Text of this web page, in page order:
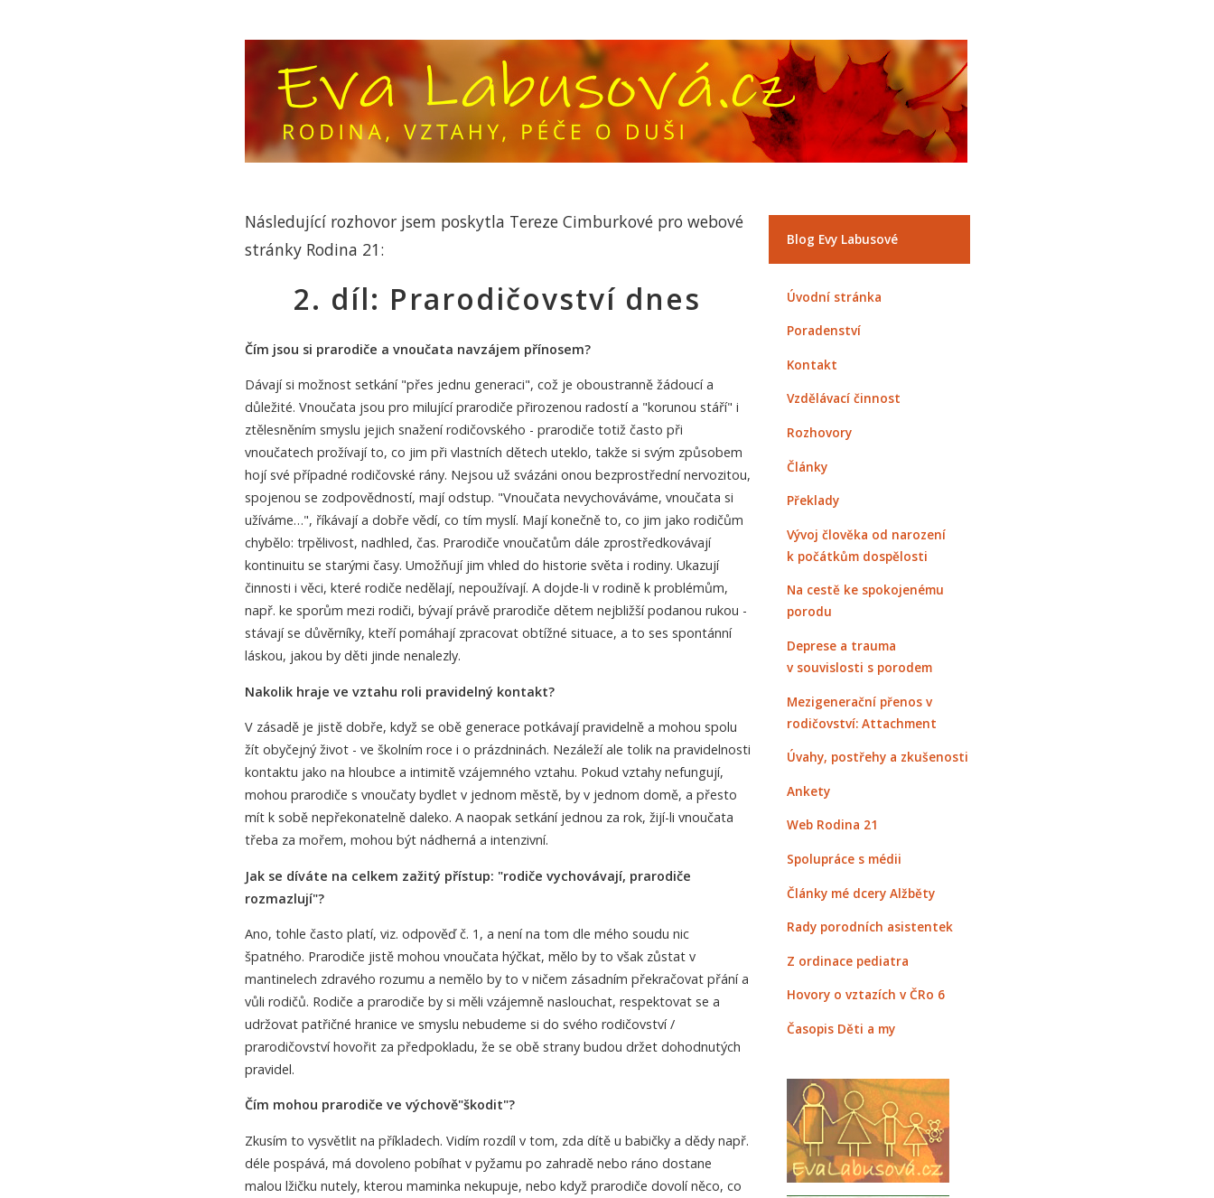
Následující rozhovor jsem poskytla Tereze Cimburkové pro webové
stránky Rodina 21:
2. díl: Prarodičovství dnes
Čím jsou si prarodiče a vnoučata navzájem přínosem?
Dávají si možnost setkání "přes jednu generaci", což je oboustranně žádoucí a
důležité. Vnoučata jsou pro milující prarodiče přirozenou radostí a "korunou stáří" i
ztělesněním smyslu jejich snažení rodičovského - prarodiče totiž často při
vnoučatech prožívají to, co jim při vlastních dětech uteklo, takže si svým způsobem
hojí své případné rodičovské rány. Nejsou už svázáni onou bezprostřední nervozitou,
spojenou se zodpovědností, mají odstup. "Vnoučata nevychováváme, vnoučata si
užíváme…", říkávají a dobře vědí, co tím myslí. Mají konečně to, co jim jako rodičům
chybělo: trpělivost, nadhled, čas. Prarodiče vnoučatům dále zprostředkovávají
kontinuitu se starými časy. Umožňují jim vhled do historie světa i rodiny. Ukazují
činnosti i věci, které rodiče nedělají, nepoužívají. A dojde-li v rodině k problémům,
např. ke sporům mezi rodiči, bývají právě prarodiče dětem nejbližší podanou rukou -
stávají se důvěrníky, kteří pomáhají zpracovat obtížné situace, a to ses spontánní
láskou, jakou by děti jinde nenalezly.
Nakolik hraje ve vztahu roli pravidelný kontakt?
V zásadě je jistě dobře, když se obě generace potkávají pravidelně a mohou spolu
žít obyčejný život - ve školním roce i o prázdninách. Nezáleží ale tolik na pravidelnosti
kontaktu jako na hloubce a intimitě vzájemného vztahu. Pokud vztahy nefungují,
mohou prarodiče s vnoučaty bydlet v jednom městě, by v jednom domě, a přesto
mít k sobě nepřekonatelně daleko. A naopak setkání jednou za rok, žijí-li vnoučata
třeba za mořem, mohou být nádherná a intenzivní.
Jak se díváte na celkem zažitý přístup: "rodiče vychovávají, prarodiče
rozmazlují"?
Ano, tohle často platí, viz. odpověď č. 1, a není na tom dle mého soudu nic
špatného. Prarodiče jistě mohou vnoučata hýčkat, mělo by to však zůstat v
mantinelech zdravého rozumu a nemělo by to v ničem zásadním překračovat přání a
vůli rodičů. Rodiče a prarodiče by si měli vzájemně naslouchat, respektovat se a
udržovat patřičné hranice ve smyslu nebudeme si do svého rodičovství /
prarodičovství hovořit za předpokladu, že se obě strany budou držet dohodnutých
pravidel.
Čím mohou prarodiče ve výchově"škodit"?
Zkusím to vysvětlit na příkladech. Vidím rozdíl v tom, zda dítě u babičky a dědy např.
déle pospává, má dovoleno pobíhat v pyžamu po zahradě nebo ráno dostane
malou lžičku nutely, kterou maminka nekupuje, nebo když prarodiče dovolí něco, co
Blog Evy Labusové
Úvodní stránka
Poradenství
Kontakt
Vzdělávací činnost
Rozhovory
Články
Překlady
Vývoj člověka od narození
k počátkům dospělosti
Na cestě ke spokojenému
porodu
Deprese a trauma
v souvislosti s porodem
Mezigenerační přenos v
rodičovství: Attachment
Úvahy, postřehy a zkušenosti
Ankety
Web Rodina 21
Spolupráce s médii
Články mé dcery Alžběty
Rady porodních asistentek
Z ordinace pediatra
Hovory o vztazích v ČRo 6
Časopis Děti a my